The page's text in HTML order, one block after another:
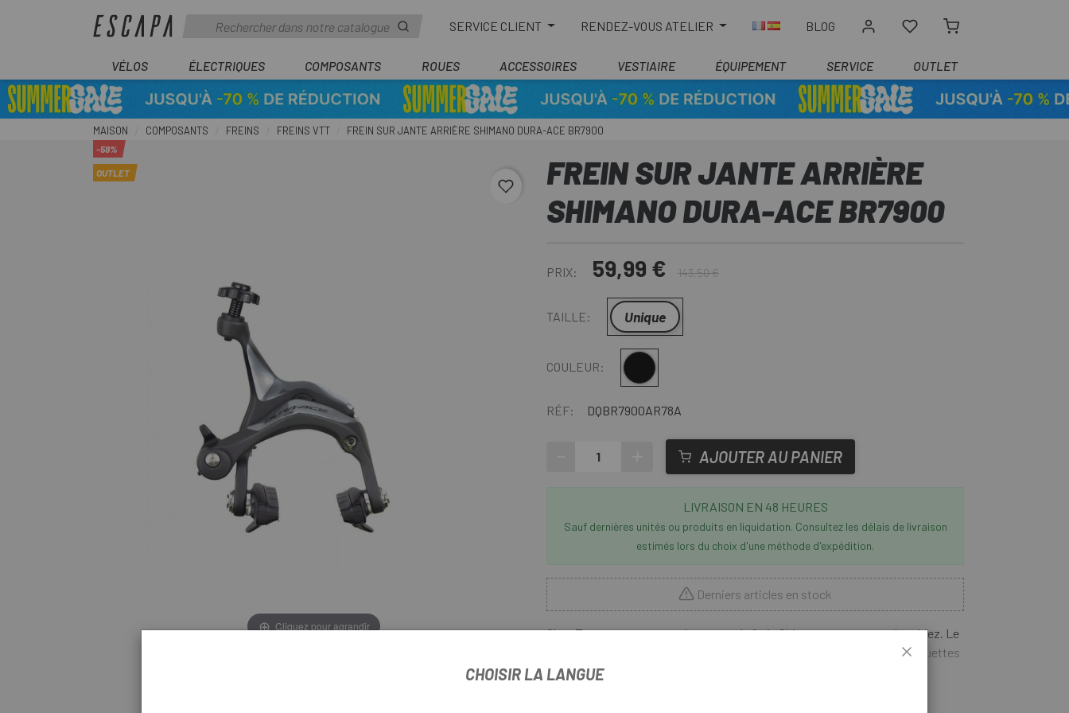
SERVICE CLIENT RENDEZ-VOUS ATELIER BLOG
VÉLOS ÉLECTRIQUES COMPOSANTS ROUES ACCESSOIRES VESTIAIRE ÉQUIPEMENT SERVICE OUTLET
MAISON COMPOSANTS FREINS FREINS VTT FREIN SUR JANTE ARRIÈRE SHIMANO DURA-ACE BR7900
favorite_border
-58%
OUTLET
Cliquez pour agrandir
FREIN SUR JANTE ARRIÈRE
SHIMANO DURA-ACE BR7900
PRIX: 59,99 € 143,50 €
TAILLE: Unique
COULEUR: Multi
RÉF: DQBR7900AR78A
AJOUTER AU PANIER
LIVRAISON EN 48 HEURES
Sauf dernières unités ou produits en liquidation. Consultez les délais de livraison
estimés lors du choix d'une méthode d'expédition.
Derniers articles en stock
ChezEscapanous avons les ponts de frein Shimano que vous recherchiez. Le
est doté de nouvelles plaquettes
composites (R55C3) qui doublent les performances de freinage dans des
CHOISIR LA LANGUE